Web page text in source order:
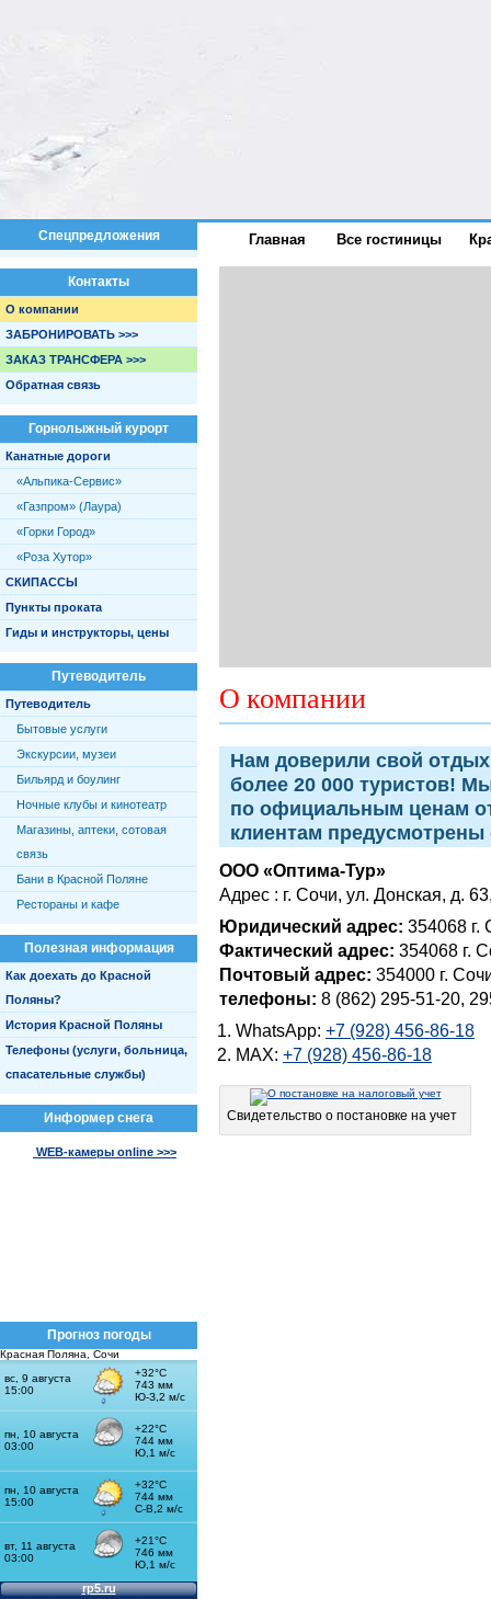
Главная Все гостиницы
Спецпредложения
Контакты
О компании
ЗАБРОНИРОВАТЬ >>>
ЗАКАЗ ТРАНСФЕРА >>>
Обратная связь
Горнолыжный курорт
Канатные дороги
«Альпика-Сервис»
«Газпром» (Лаура)
«Горки Город»
«Роза Хутор»
СКИПАССЫ
Пункты проката
Гиды и инструкторы, цены
Путеводитель
Путеводитель
Бытовые услуги
Экскурсии, музеи
Бильярд и боулинг
Ночные клубы и кинотеатр
Магазины, аптеки, сотовая
связь
Бани в Красной Поляне
Рестораны и кафе
Полезная информация
Как доехать до Красной
Поляны?
История Красной Поляны
Телефоны (услуги, больница,
спасательные службы)
Информер снега
WEB-камеры online >>>
Прогноз погоды
Красная Поляна, Сочи
О компании
Нам доверили свой
более 20 000 туристов!
по официальным ценам
клиентам предусмотрены
ООО «Оптима-Тур»
Адрес : г. Сочи, ул. Донская, д.
Юридический адрес: 354068 г.
Фактический адрес: 354068 г.
Почтовый адрес: 354000 г.
телефоны: 8 (862) 295-51-20,
WhatsApp: +7 (928) 456-86-18
MAX: +7 (928) 456-86-18
Свидетельство о постановке на учет